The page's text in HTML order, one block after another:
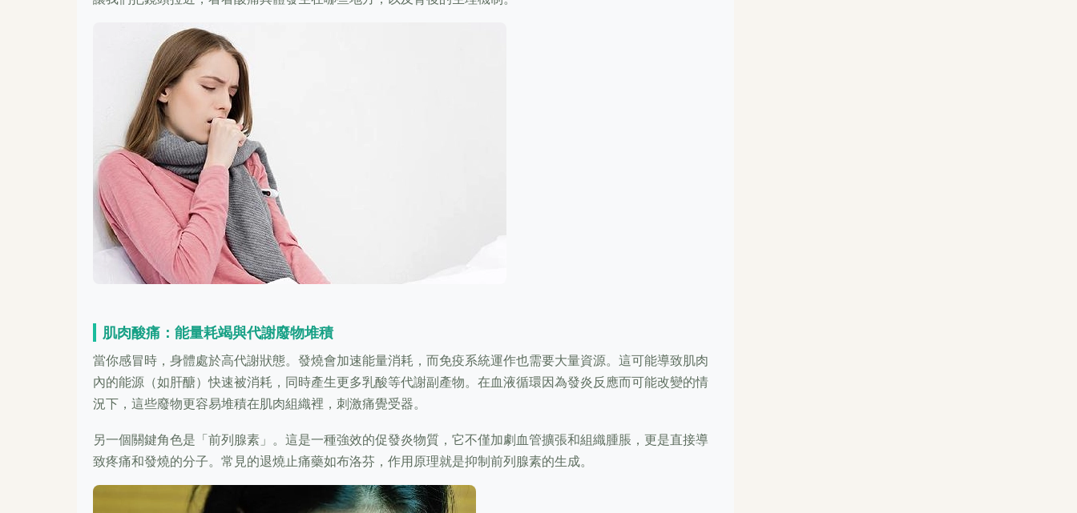
肌肉酸痛：能量耗竭與代謝廢物堆積
當你感冒時，身體處於高代謝狀態。發燒會加速能量消耗，而免疫系統運作也需要大量資源。這可能導致肌肉
內的能源（如肝醣）快速被消耗，同時產生更多乳酸等代謝副產物。在血液循環因為發炎反應而可能改變的情
況下，這些廢物更容易堆積在肌肉組織裡，刺激痛覺受器。
另一個關鍵角色是「前列腺素」。這是一種強效的促發炎物質，它不僅加劇血管擴張和組織腫脹，更是直接導
致疼痛和發燒的分子。常見的退燒止痛藥如布洛芬，作用原理就是抑制前列腺素的生成。